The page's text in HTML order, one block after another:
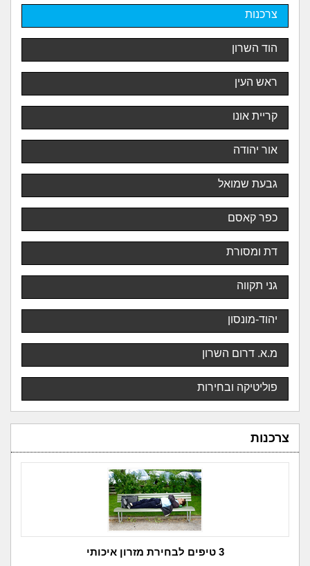
צרכנות
הוד השרון
ראש העין
קריית אונו
אור יהודה
גבעת שמואל
כפר קאסם
דת ומסורת
גני תקווה
יהוד-מונסון
מ.א. דרום השרון
פוליטיקה ובחירות
צרכנות
3 טיפים לבחירת מזרון איכותי